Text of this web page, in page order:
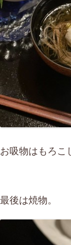
お吸物はもろこ
最後は焼物。